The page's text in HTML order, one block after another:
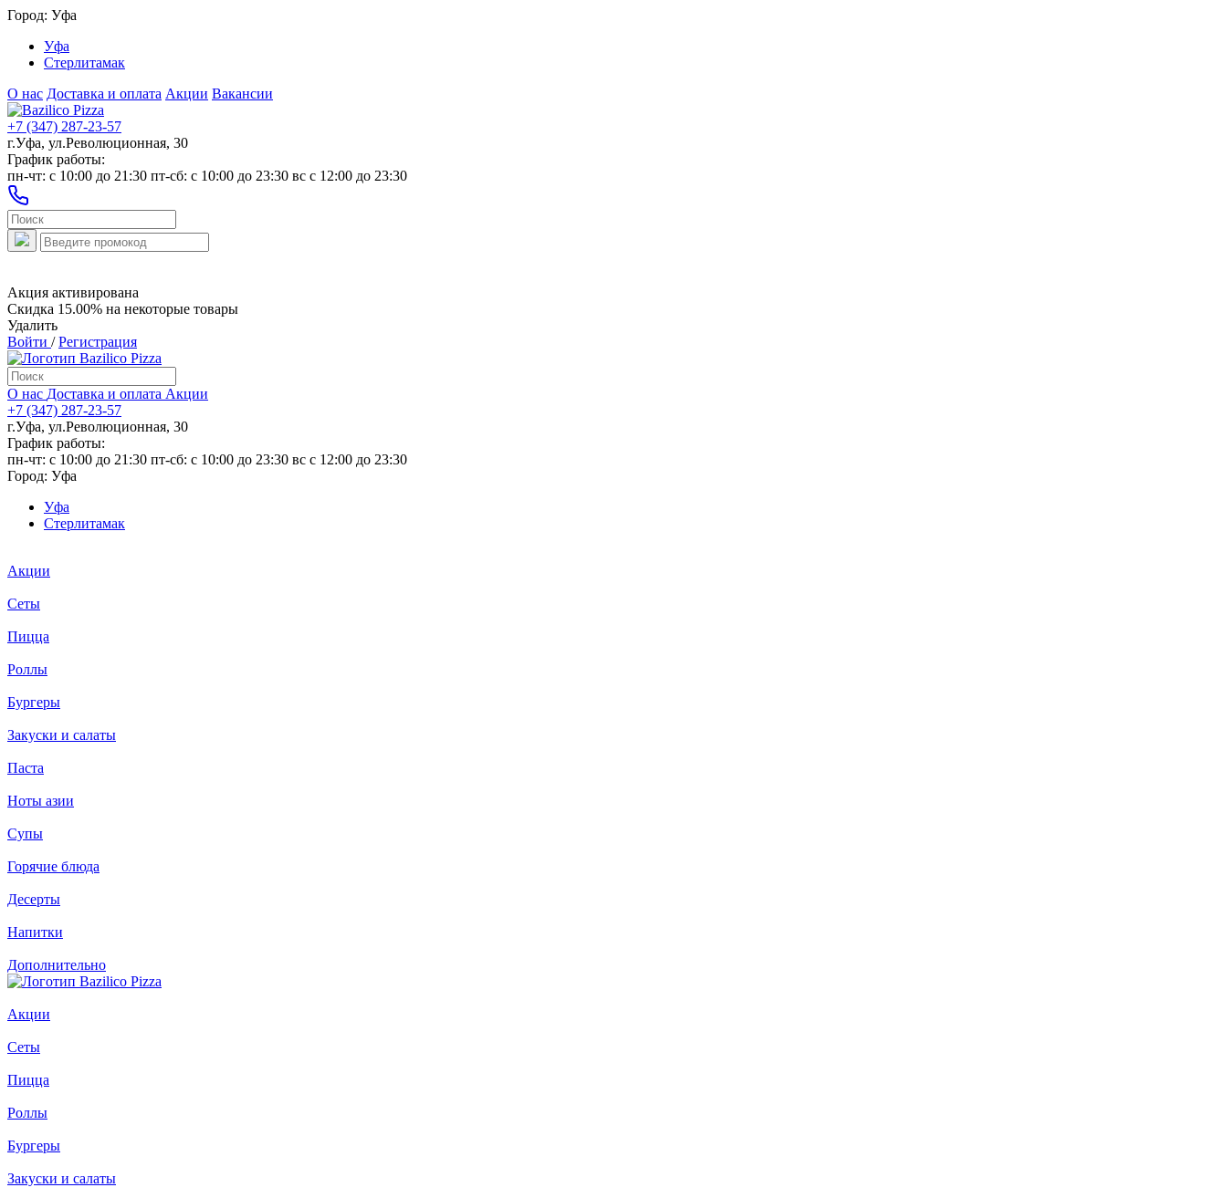
Город: Уфа
Уфа
Стерлитамак
О нас Доставка и оплата Акции Вакансии
+7 (347) 287-23-57
г.Уфа, ул.Революционная, 30
График работы:
пн-чт: c 10:00 до 21:30 пт-сб: c 10:00 до 23:30 вс с 12:00 до 23:30
Акция активирована
Скидка 15.00% на некоторые товары
Удалить
Войти /Регистрация
О нас Доставка и оплата Акции
+7 (347) 287-23-57
г.Уфа, ул.Революционная, 30
График работы:
пн-чт: c 10:00 до 21:30 пт-сб: c 10:00 до 23:30 вс с 12:00 до 23:30
Город: Уфа
Уфа
Стерлитамак
Акции
Сеты
Пицца
Роллы
Бургеры
Закуски и салаты
Паста
Ноты азии
Супы
Горячие блюда
Десерты
Напитки
Дополнительно
Акции
Сеты
Пицца
Роллы
Бургеры
Закуски и салаты